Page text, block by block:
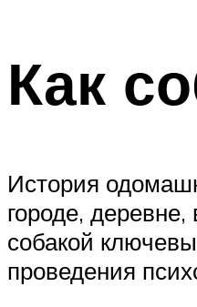
Как
История
городе,
собакой
проведения